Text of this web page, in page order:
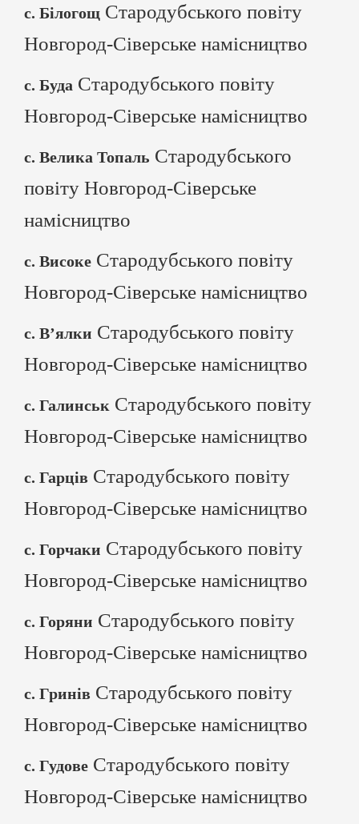
с. Білогощ Стародубського повіту
Новгород-Сіверське намісництво
с. Буда Стародубського повіту
Новгород-Сіверське намісництво
с. Велика Топаль Стародубського
повіту Новгород-Сіверське
намісництво
с. Високе Стародубського повіту
Новгород-Сіверське намісництво
с. В’ялки Стародубського повіту
Новгород-Сіверське намісництво
с. Галинськ Стародубського повіту
Новгород-Сіверське намісництво
с. Гарців Стародубського повіту
Новгород-Сіверське намісництво
с. Горчаки Стародубського повіту
Новгород-Сіверське намісництво
с. Горяни Стародубського повіту
Новгород-Сіверське намісництво
с. Гринів Стародубського повіту
Новгород-Сіверське намісництво
с. Гудове Стародубського повіту
Новгород-Сіверське намісництво